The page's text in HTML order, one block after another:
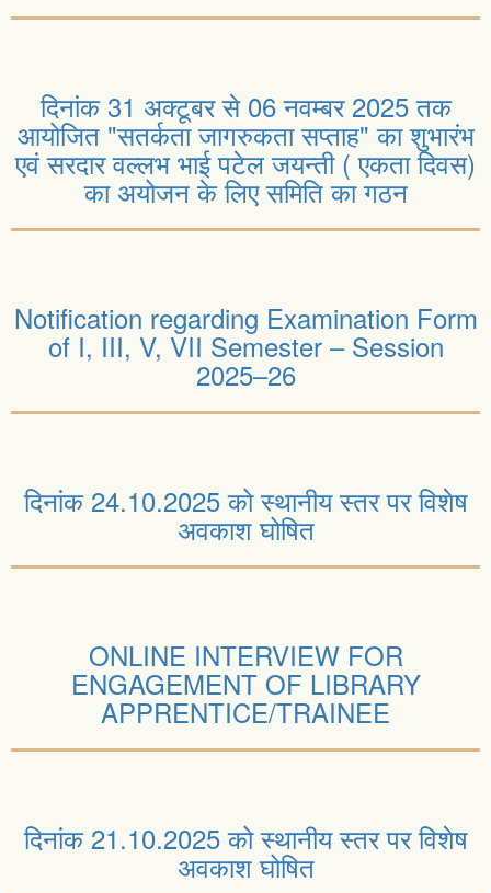
दिनांक 31 अक्टूबर से 06 नवम्बर 2025 तक
आयोजित "सतर्कता जागरुकता सप्ताह" का शुभारंभ
एवं सरदार वल्लभ भाई पटेल जयन्ती ( एकता दिवस)
का अयोजन के लिए समिति का गठन
Notification regarding Examination Form
of I, III, V, VII Semester – Session
2025–26
दिनांक 24.10.2025 को स्थानीय स्तर पर विशेष
अवकाश घोषित
ONLINE INTERVIEW FOR
ENGAGEMENT OF LIBRARY
APPRENTICE/TRAINEE
दिनांक 21.10.2025 को स्थानीय स्तर पर विशेष
अवकाश घोषित